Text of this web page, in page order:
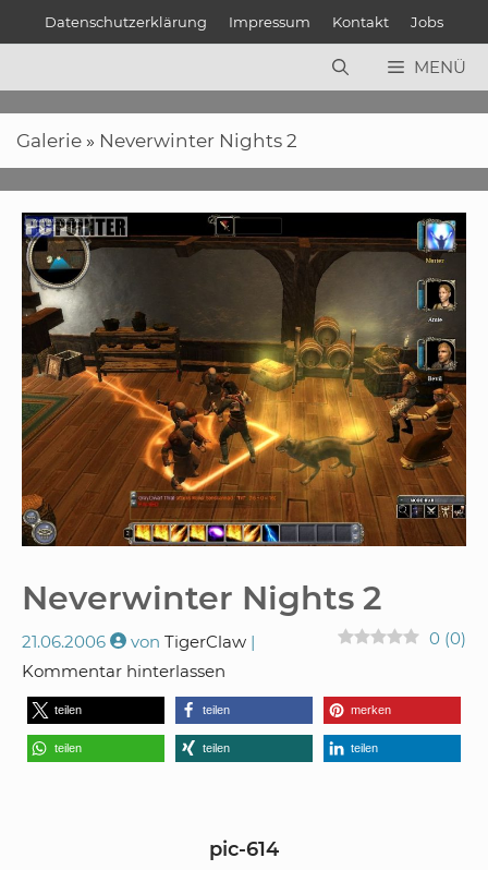
Datenschutzerklärung Impressum Kontakt Jobs
MENÜ
Galerie » Neverwinter Nights 2
Neverwinter Nights 2
21.06.2006 von TigerClaw 0 (0)
Kommentar hinterlassen
teilen teilen merken
teilen teilen teilen
pic-614